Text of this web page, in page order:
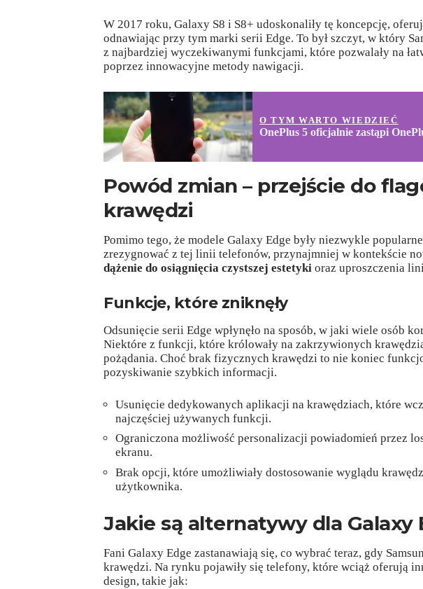
W 2017 roku, Galaxy S8 i S8+ udoskonaliły tę koncepcję,
odnawiając przy tym marki serii Edge. To był szczyt, w który
z najbardziej wyczekiwanymi funkcjami, które pozwalały na
poprzez innowacyjne metody nawigacji.
O TYM WARTO WIEDZIEĆ
OnePlus 5 oficjalnie zastąpi
Powód zmian – przejście do
krawędzi
Pomimo tego, że modele Galaxy Edge były niezwykle
zrezygnować z tej linii telefonów, przynajmniej w kontekście
dążenie do osiągnięcia czystszej estetyki oraz uproszczenia
Funkcje, które zniknęły
Odsunięcie serii Edge wpłynęło na sposób, w jaki wiele osób
Niektóre z funkcji, które królowały na zakrzywionych
pożądania. Choć brak fizycznych krawędzi to nie koniec
pozyskiwanie szybkich informacji.
Usunięcie dedykowanych aplikacji na krawędziach, które
najczęściej używanych funkcji.
Ograniczona możliwość personalizacji powiadomień przez
ekranu.
Brak opcji, które umożliwiały dostosowanie wyglądu
użytkownika.
Jakie są alternatywy dla Galaxy
Fani Galaxy Edge zastanawiają się, co wybrać teraz, gdy
krawędzi. Na rynku pojawiły się telefony, które wciąż oferują
design, takie jak: